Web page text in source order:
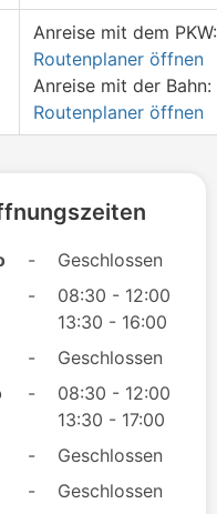
Anreise mit dem PKW:
Routenplaner öffnen
Anreise mit der Bahn:
Routenplaner öffnen
-
Geschlossen
-
08:30 - 12:00
13:30 - 16:00
-
Geschlossen
-
08:30 - 12:00
13:30 - 17:00
-
Geschlossen
-
Geschlossen